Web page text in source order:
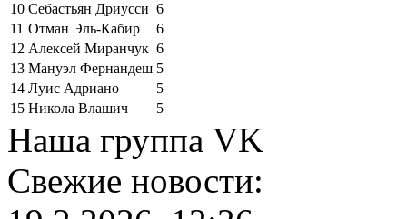
10 Себастьян Дриусси 6
11 Отман Эль-Кабир
6
12 Алексей Миранчук 6
13 Мануэл Фернандеш 5
14 Луис Адриано
5
15 Никола Влашич 5
Наша группа VK
Свежие новости: